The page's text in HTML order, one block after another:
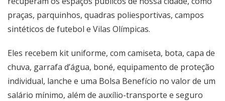
praças, parquinhos, quadras poliesportivas, campos
sintéticos de futebol e Vilas Olímpicas.
Eles recebem kit uniforme, com camiseta, bota, capa de
chuva, garrafa d’água, boné, equipamento de proteção
individual, lanche e uma Bolsa Benefício no valor de um
salário mínimo, além de auxílio-transporte e seguro